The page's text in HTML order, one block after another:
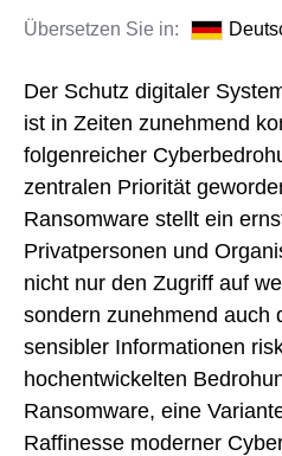
Übersetzen Sie in:
Der Schutz digitaler
ist in Zeiten zunehmend
folgenreicher
zentralen Priorität
Ransomware stellt ein
Privatpersonen und
nicht nur den Zugriff auf
sondern zunehmend auch
sensibler Informationen
hochentwickelten
Ransomware, eine
Raffinesse moderner